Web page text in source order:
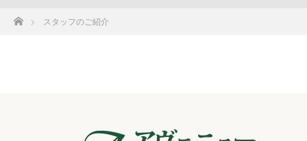
ホームスタッフのご紹介